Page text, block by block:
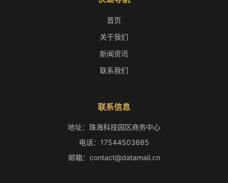
首页
关于我们
新闻资讯
联系我们
联系信息
地址：珠海科技园区商务中心
电话：17544503685
邮箱：contact@datamail.cn